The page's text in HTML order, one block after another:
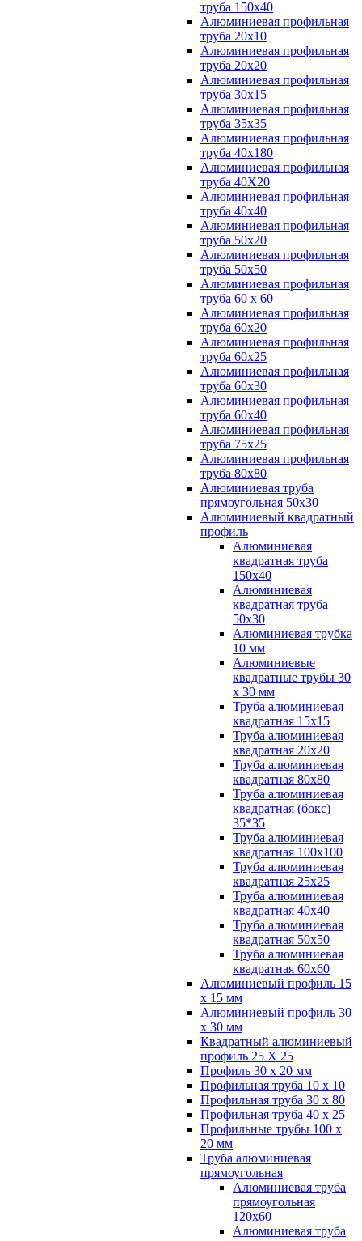
труба 150х40
Алюминиевая профильная
труба 20х10
Алюминиевая профильная
труба 20х20
Алюминиевая профильная
труба 30х15
Алюминиевая профильная
труба 35х35
Алюминиевая профильная
труба 40х180
Алюминиевая профильная
труба 40Х20
Алюминиевая профильная
труба 40х40
Алюминиевая профильная
труба 50х20
Алюминиевая профильная
труба 50х50
Алюминиевая профильная
труба 60 х 60
Алюминиевая профильная
труба 60х20
Алюминиевая профильная
труба 60х25
Алюминиевая профильная
труба 60х30
Алюминиевая профильная
труба 60х40
Алюминиевая профильная
труба 75х25
Алюминиевая профильная
труба 80х80
Алюминиевая труба
прямоугольная 50х30
Алюминиевый квадратный
профиль
Алюминиевая
квадратная труба
150х40
Алюминиевая
квадратная труба
50х30
Алюминиевая трубка
10 мм
Алюминиевые
квадратные трубы 30
х 30 мм
Труба алюминиевая
квадратная 15х15
Труба алюминиевая
квадратная 20х20
Труба алюминиевая
квадратная 80х80
Труба алюминиевая
квадратная (бокс)
35*35
Труба алюминиевая
квадратная 100х100
Труба алюминиевая
квадратная 25х25
Труба алюминиевая
квадратная 40х40
Труба алюминиевая
квадратная 50х50
Труба алюминиевая
квадратная 60х60
Алюминиевый профиль 15
х 15 мм
Алюминиевый профиль 30
х 30 мм
Квадратный алюминиевый
профиль 25 Х 25
Профиль 30 х 20 мм
Профильная труба 10 х 10
Профильная труба 30 х 80
Профильная труба 40 х 25
Профильные трубы 100 х
20 мм
Труба алюминиевая
прямоугольная
Алюминиевая труба
прямоугольная
120х60
Алюминиевая труба